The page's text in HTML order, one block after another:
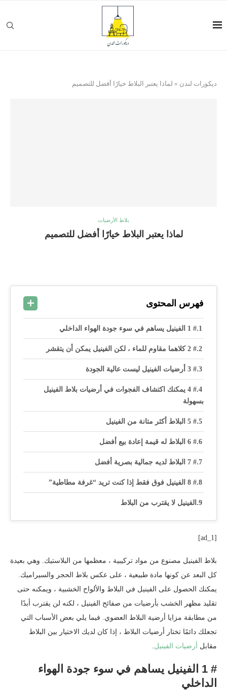
ديكورات لندن » لماذا يعتبر البلاط خيارًا أفضل للتصميم
بلاط الأرضيات
لماذا يعتبر البلاط خيارًا أفضل للتصميم
فهرس المحتوى
# 1 الفينيل يساهم في سوء جودة الهواء الداخلي
# 2 كلاهما مقاوم للماء ، لكن الفينيل يمكن أن يتقشر
# 3 أرضيات الفينيل ليست عالية الجودة
# 4 يمكنك اكتشاف الفجوات في أرضيات بلاط الفينيل
بسهولة
# 5 البلاط أكثر متانة من الفينيل
# 6 البلاط له قيمة إعادة بيع أفضل
# 7 البلاط لديه جمالية بصرية أفضل
# 8 الفينيل فوق فقط إذا كنت تريد “غرفة مطاطية”
الفينيل لا يقترب من البلاط
[ad_1]
بلاط الفينيل مصنوع من مواد تركيبية ، معظمها من البلاستيك. وهي بعيدة
كل البعد عن كونها مادة طبيعية ، على عكس بلاط الحجر والسيراميك.
يمكنك الحصول على الفينيل في البلاط والألواح الخشبية ، ويمكنه حتى
تقليد مظهر الخشب بأرضيات من صفائح الفينيل ، لكنه لن يقترب أبدًا
من مطابقة مزايا أرضية البلاط العضوي. فيما يلي بعض الأسباب التي
تجعلك دائمًا تختار أرضيات البلاط ، إذا كان لديك الاختيار بين البلاط
مقابل
أرضيات الفينيل.
# 1 الفينيل يساهم في سوء جودة الهواء
الداخلي